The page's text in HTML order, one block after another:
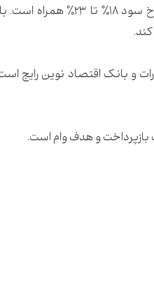
درمان، خرید لوازم و… ارائه می‌شود. این نوع وام به‌دلیل مبلغ بالاتر، معمولاً با
و بانک اقتصاد نوین رایج
بازپرداخت و هدف وام است.